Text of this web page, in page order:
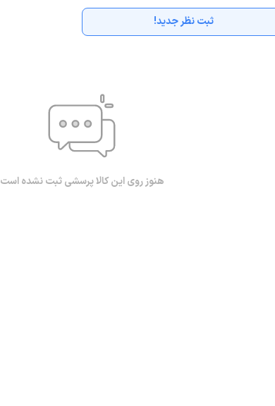
ثبت نظر جدید!
هنوز روی این کالا پرسشی ثبت نشده است